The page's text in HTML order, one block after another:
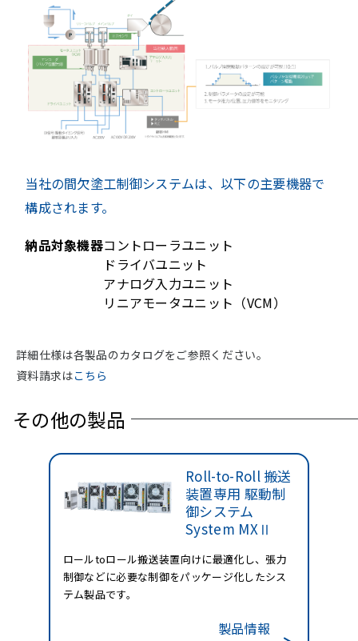
当社の間欠塗工制御システムは、以下の主要機器で
構成されます。
納品対象機器コントローラユニット
ドライバユニット
アナログ入力ユニット
リニアモータユニット（VCM）
詳細仕様は各製品のカタログをご参照ください。
資料請求はこちら
その他の製品
Roll-to-Roll 搬送
装置専用 駆動制
御システム
System MXⅡ
ロールtoロール搬送装置向けに最適化し、張力
制御などに必要な制御をパッケージ化したシス
テム製品です。
製品情報